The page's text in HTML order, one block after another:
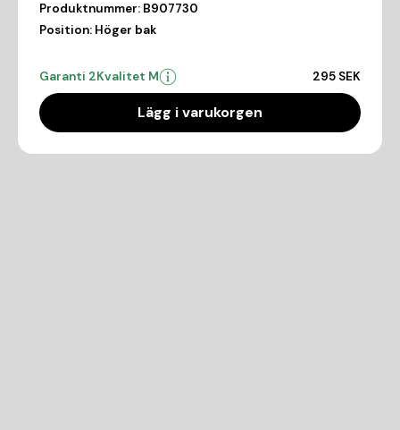
Produktnummer: B907730
Position: Höger bak
Garanti 2Kvalitet M 295 SEK
Lägg i varukorgen